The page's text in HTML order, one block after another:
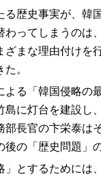
歴史事実が、韓
ってしまうの
まな理由付け
。
る「韓国侵略の
に灯台を建設
長官の卞栄泰
後の「歴史問題」
とするためには